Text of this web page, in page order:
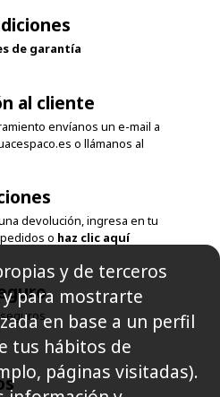
al cliente
o haz clic aquí
y de terceros
para mostrarte
en base a un perfil
tus hábitos de
páginas visitadas).